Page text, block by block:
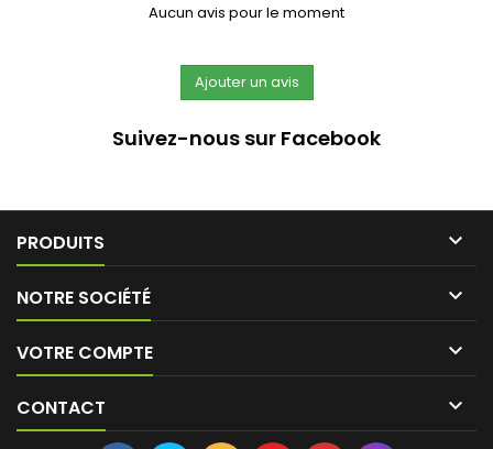
Aucun avis pour le moment
Suivez-nous sur Facebook
PRODUITS 
NOTRE SOCIÉTÉ 
VOTRE COMPTE 
CONTACT 